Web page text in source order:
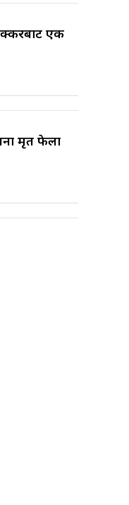
एक
मृत फेला